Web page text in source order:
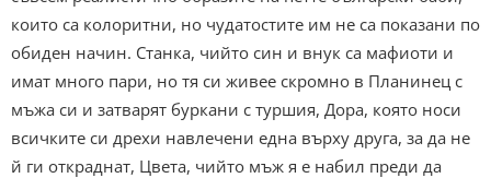
които са колоритни, но чудатостите им не са показани по
обиден начин. Станка, чийто син и внук са мафиоти и
имат много пари, но тя си живее скромно в Планинец с
мъжа си и затварят буркани с туршия, Дора, която носи
всичките си дрехи навлечени една върху друга, за да не
й ги откраднат, Цвета, чийто мъж я е набил преди да